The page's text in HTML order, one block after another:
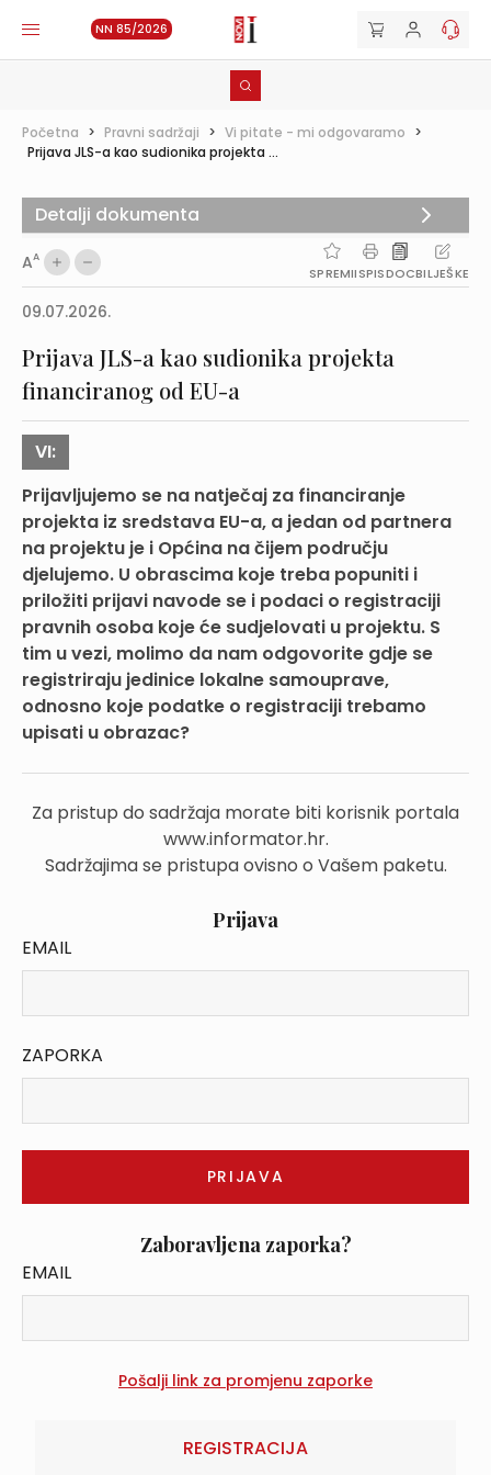
NN 85/2026
Početna > Pravni sadržaji > Vi pitate - mi odgovaramo >
Prijava JLS-a kao sudionika projekta ...
AA
SPREMIISPISDOCBILJEŠKE
09.07.2026.
Prijava JLS-a kao sudionika projekta
financiranog od EU-a
VI:
Prijavljujemo se na natječaj za financiranje
projekta iz sredstava EU-a, a jedan od partnera
na projektu je i Općina na čijem području
djelujemo. U obrascima koje treba popuniti i
priložiti prijavi navode se i podaci o registraciji
pravnih osoba koje će sudjelovati u projektu. S
tim u vezi, molimo da nam odgovorite gdje se
registriraju jedinice lokalne samouprave,
odnosno koje podatke o registraciji trebamo
upisati u obrazac?
Za pristup do sadržaja morate biti korisnik portala
www.informator.hr.
Sadržajima se pristupa ovisno o Vašem paketu.
Prijava
EMAIL
ZAPORKA
Zaboravljena zaporka?
EMAIL
REGISTRACIJA
Detalji dokumenta